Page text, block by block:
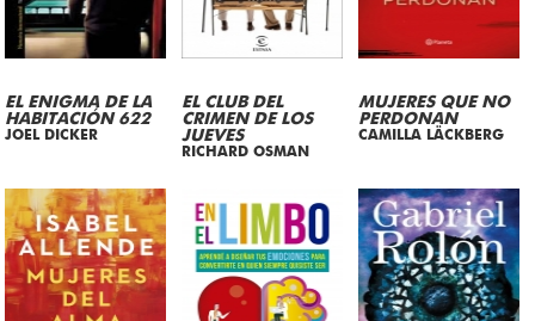
EL ENIGMA DE LA
HABITACIÓN 622
JOEL DICKER
EL CLUB DEL
CRIMEN DE LOS
JUEVES
RICHARD OSMAN
MUJERES QUE NO
PERDONAN
CAMILLA LÄCKBERG